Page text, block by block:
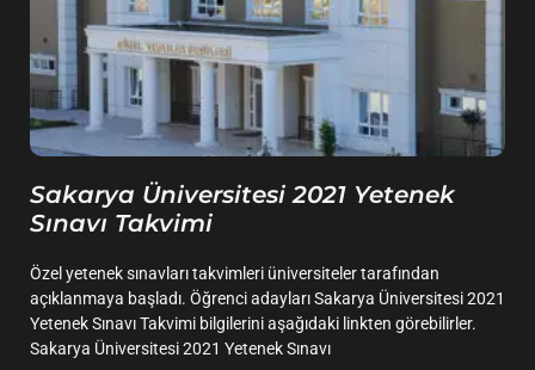
Sakarya Üniversitesi 2021 Yetenek
Sınavı Takvimi
Özel yetenek sınavları takvimleri üniversiteler tarafından
açıklanmaya başladı. Öğrenci adayları Sakarya Üniversitesi 2021
Yetenek Sınavı Takvimi bilgilerini aşağıdaki linkten görebilirler.
Sakarya Üniversitesi 2021 Yetenek Sınavı